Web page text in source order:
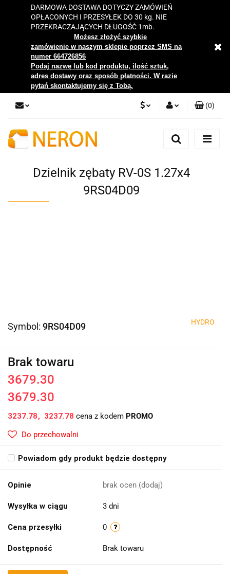
DARMOWA DOSTAWA DOTYCZY ZAMÓWIEŃ
OPŁACONYCH I PRZESYŁEK DO 30 kg. NIE
PRZEKRACZAJĄCYCH DŁUGOŚĆ 1mb.
Możesz złożyć szybkie
zamówienie w naszym sklepie poprzez SMS na
numer 664726856
Podaj nazwę lub kod produktu, ilość sztuk,
adres dostawy oraz sposób płatności. W razie
pytań skontaktujemy się z Tobą.
Zaloguj się
Zgody cookies
(0)
Dzielnik zębaty RV-0S 1.27x4
9RS04D09
Symbol: 9RS04D09 HYDRO
Brak towaru
3679.30
3679.30
3237.78 3237.78 cena z kodem PROMO
Do przechowalni
Powiadom gdy produkt będzie dostępny
Opinie brak ocen (dodaj)
Wysyłka w ciągu 3 dni
Cena przesyłki 0
Dostępność Brak towaru